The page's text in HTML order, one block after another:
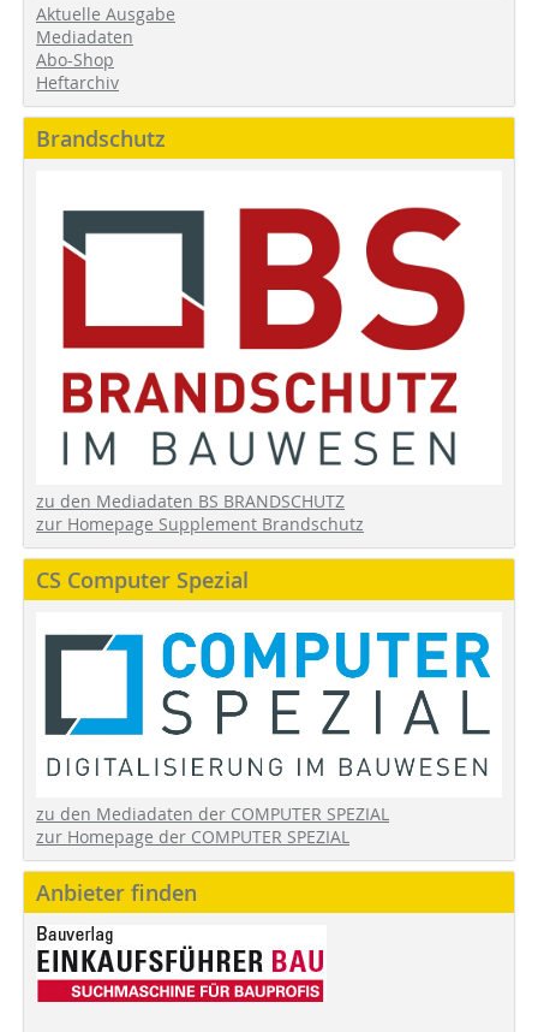
Aktuelle Ausgabe
Mediadaten
Abo-Shop
Heftarchiv
Brandschutz
zu den Mediadaten BS BRANDSCHUTZ
zur Homepage Supplement Brandschutz
CS Computer Spezial
zu den Mediadaten der COMPUTER SPEZIAL
zur Homepage der COMPUTER SPEZIAL
Anbieter finden